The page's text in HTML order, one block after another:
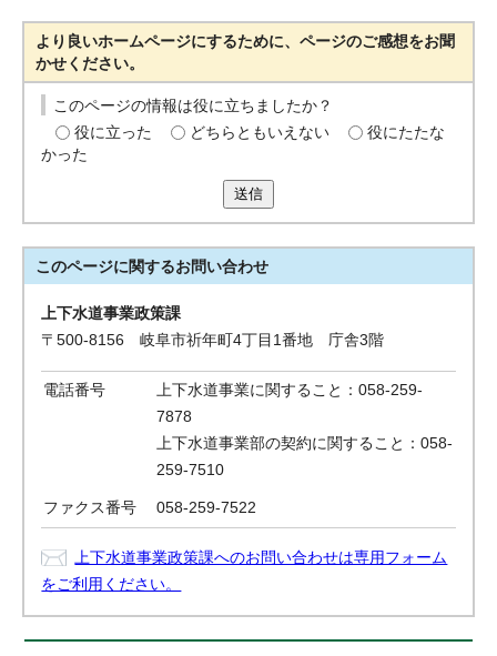
より良いホームページにするために、ページのご感想をお聞
かせください。
このページの情報は役に立ちましたか？
役に立った
どちらともいえない
役にたたな
かった
送信
このページに関するお問い合わせ
上下水道事業政策課
〒500-8156 岐阜市祈年町4丁目1番地 庁舎3階
電話番号
上下水道事業に関すること：058-259-
7878
上下水道事業部の契約に関すること：058-
259-7510
ファクス番号 058-259-7522
上下水道事業政策課へのお問い合わせは専用フォーム
をご利用ください。